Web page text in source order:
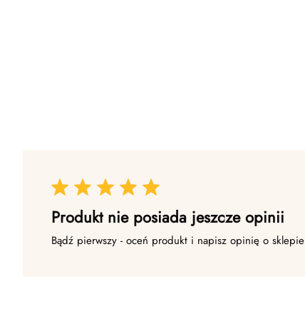
Produkt nie posiada jeszcze opinii
Bądź pierwszy - oceń produkt i napisz opinię o sklepie